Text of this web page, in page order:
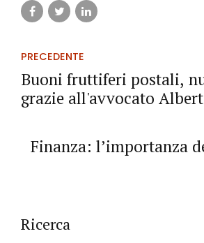
PRECEDENTE
Buoni fruttiferi postali,
grazie all'avvocato
Finanza: l’importanza
Ricerca